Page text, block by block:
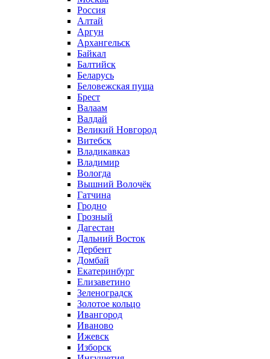
Россия
Алтай
Аргун
Архангельск
Байкал
Балтийск
Беларусь
Беловежская пуща
Брест
Валаам
Валдай
Великий Новгород
Витебск
Владикавказ
Владимир
Вологда
Вышний Волочёк
Гатчина
Гродно
Грозный
Дагестан
Дальний Восток
Дербент
Домбай
Екатеринбург
Елизаветино
Зеленоградск
Золотое кольцо
Ивангород
Иваново
Ижевск
Изборск